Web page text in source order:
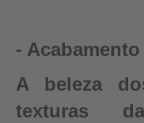
- Acabamento
A beleza
texturas